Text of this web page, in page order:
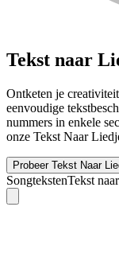
Tekst naar
Ontketen je
eenvoudige
nummers in enkele
onze Tekst Naar
Probeer Tekst Naar
SongtekstenTekst